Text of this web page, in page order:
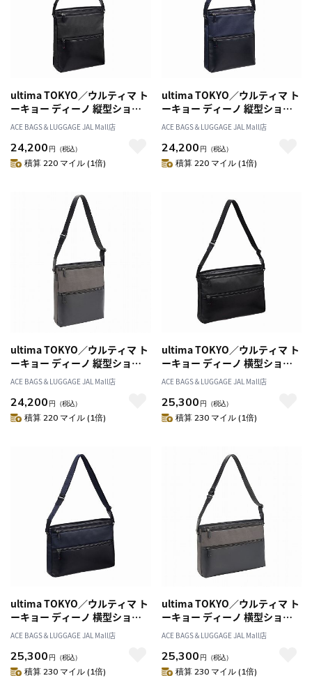
ultima TOKYO／ウルティマ ト
ーキョー ディーノ 縦型ショル
ダーバッグM 68174
ACE BAGS＆LUGGAGE JAL Mall店
24,200 円 （税込）
積算 220 マイル (1倍)
ultima TOKYO／ウルティマ ト
ーキョー ディーノ 縦型ショル
ダーバッグM 68174
ACE BAGS＆LUGGAGE JAL Mall店
24,200 円 （税込）
積算 220 マイル (1倍)
ultima TOKYO／ウルティマ ト
ーキョー ディーノ 縦型ショル
ダーバッグM 68174
ACE BAGS＆LUGGAGE JAL Mall店
24,200 円 （税込）
積算 220 マイル (1倍)
ultima TOKYO／ウルティマ ト
ーキョー ディーノ 横型ショル
ダーバッグM 68175
ACE BAGS＆LUGGAGE JAL Mall店
25,300 円 （税込）
積算 230 マイル (1倍)
ultima TOKYO／ウルティマ ト
ーキョー ディーノ 横型ショル
ダーバッグM 68175
ACE BAGS＆LUGGAGE JAL Mall店
25,300 円 （税込）
積算 230 マイル (1倍)
ultima TOKYO／ウルティマ ト
ーキョー ディーノ 横型ショル
ダーバッグM 68175
ACE BAGS＆LUGGAGE JAL Mall店
25,300 円 （税込）
積算 230 マイル (1倍)